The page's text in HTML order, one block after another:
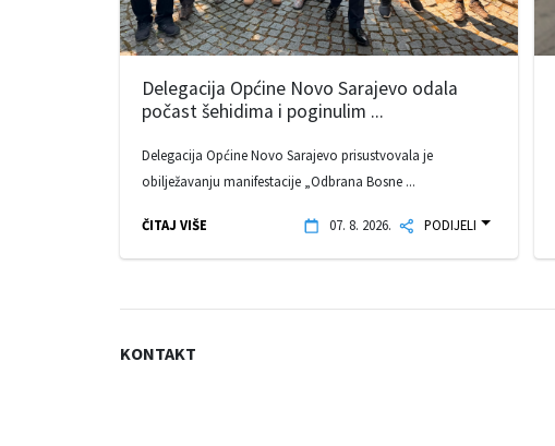
Delegacija Općine Novo Sarajevo odala
počast šehidima i poginulim ...
Delegacija Općine Novo Sarajevo prisustvovala je
obilježavanju manifestacije „Odbrana Bosne ...
ČITAJ VIŠE 07. 8. 2026. PODIJELI
KONTAKT